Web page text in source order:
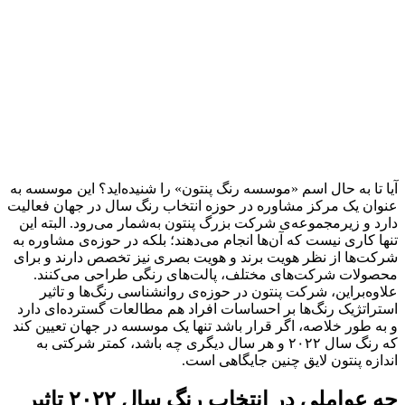
آیا تا به حال اسم «موسسه رنگ پنتون» را شنیده‌اید؟ این موسسه به
عنوان یک مرکز مشاوره در حوزه انتخاب رنگ سال در جهان فعالیت
دارد و زیرمجموعه‌ی شرکت بزرگ پنتون به‌شمار می‌رود. البته این
تنها کاری نیست که آن‌ها انجام می‌دهند؛ بلکه در حوزه‌ی مشاوره به
شرکت‌ها از نظر هویت برند و هویت بصری نیز تخصص دارند و برای
محصولات شرکت‌های مختلف، پالت‌های رنگی طراحی می‌کنند.
علاوه‌براین، شرکت پنتون در حوزه‌ی روانشناسی رنگ‌ها و تاثیر
استراتژیک رنگ‌ها بر احساسات افراد هم مطالعات گسترده‌ای دارد
و به‌ طور خلاصه، اگر قرار باشد تنها یک موسسه در جهان تعیین کند
که رنگ سال ۲۰۲۲ و هر سال دیگری چه باشد، کمتر شرکتی به
اندازه پنتون لایق چنین جایگاهی است.
چه عواملی در انتخاب رنگ سال ۲۰۲۲ تاثیر